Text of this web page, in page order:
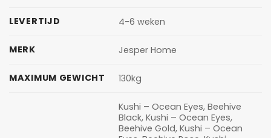
LEVERTIJD 4-6 weken
MERK Jesper Home
MAXIMUM GEWICHT 130kg
Kushi – Ocean Eyes, Beehive
Black, Kushi – Ocean Eyes,
Beehive Gold, Kushi – Ocean